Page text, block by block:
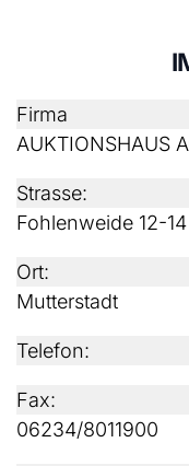
Firma
AUKTIONSHAUS
Strasse:
Fohlenweide 12-14
Ort:
Mutterstadt
Telefon:
Fax:
06234/8011900